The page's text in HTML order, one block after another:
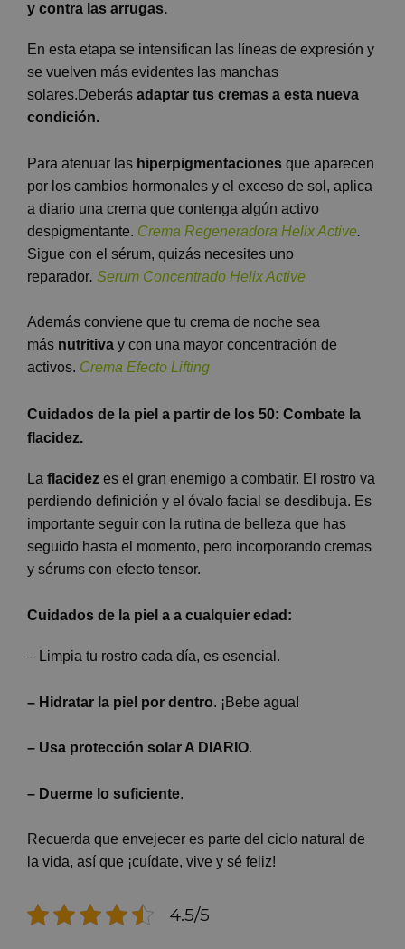
y contra las arrugas.
En esta etapa se intensifican las líneas de expresión y
se vuelven más evidentes las manchas
solares.Deberás adaptar tus cremas a esta nueva
condición.
Para atenuar las hiperpigmentaciones que aparecen
por los cambios hormonales y el exceso de sol, aplica
a diario una crema que contenga algún activo
despigmentante. Crema Regeneradora Helix Active.
Sigue con el sérum, quizás necesites uno
reparador. Serum Concentrado Helix Active
Además conviene que tu crema de noche sea
más nutritiva y con una mayor concentración de
activos. Crema Efecto Lifting
Cuidados de la piel a partir de los 50: Combate la
flacidez.
La flacidez es el gran enemigo a combatir. El rostro va
perdiendo definición y el óvalo facial se desdibuja. Es
importante seguir con la rutina de belleza que has
seguido hasta el momento, pero incorporando cremas
y sérums con efecto tensor.
Cuidados de la piel a a cualquier edad:
– Limpia tu rostro cada día, es esencial.
– Hidratar la piel por dentro. ¡Bebe agua!
– Usa protección solar A DIARIO.
– Duerme lo suficiente.
Recuerda que envejecer es parte del ciclo natural de
la vida, así que ¡cuídate, vive y sé feliz!
4.5/5